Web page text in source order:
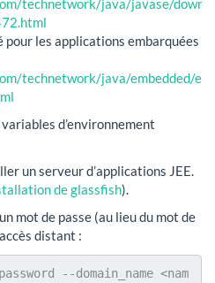
technetwork/java/javase/
les applications embarquées
technetwork/java/embedded/
d’environnement
un serveur d’applications JEE.
de glassfish).
mot de passe (au lieu du mot de
distant :